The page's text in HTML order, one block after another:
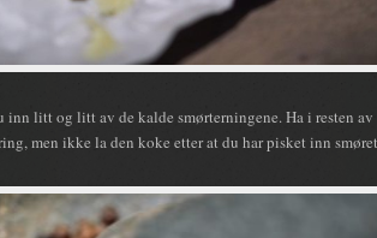
litt og litt av de kalde smørterningene. Ha i resten
men ikke la den koke etter at du har pisket inn